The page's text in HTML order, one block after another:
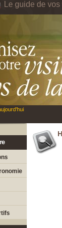
Le guide de